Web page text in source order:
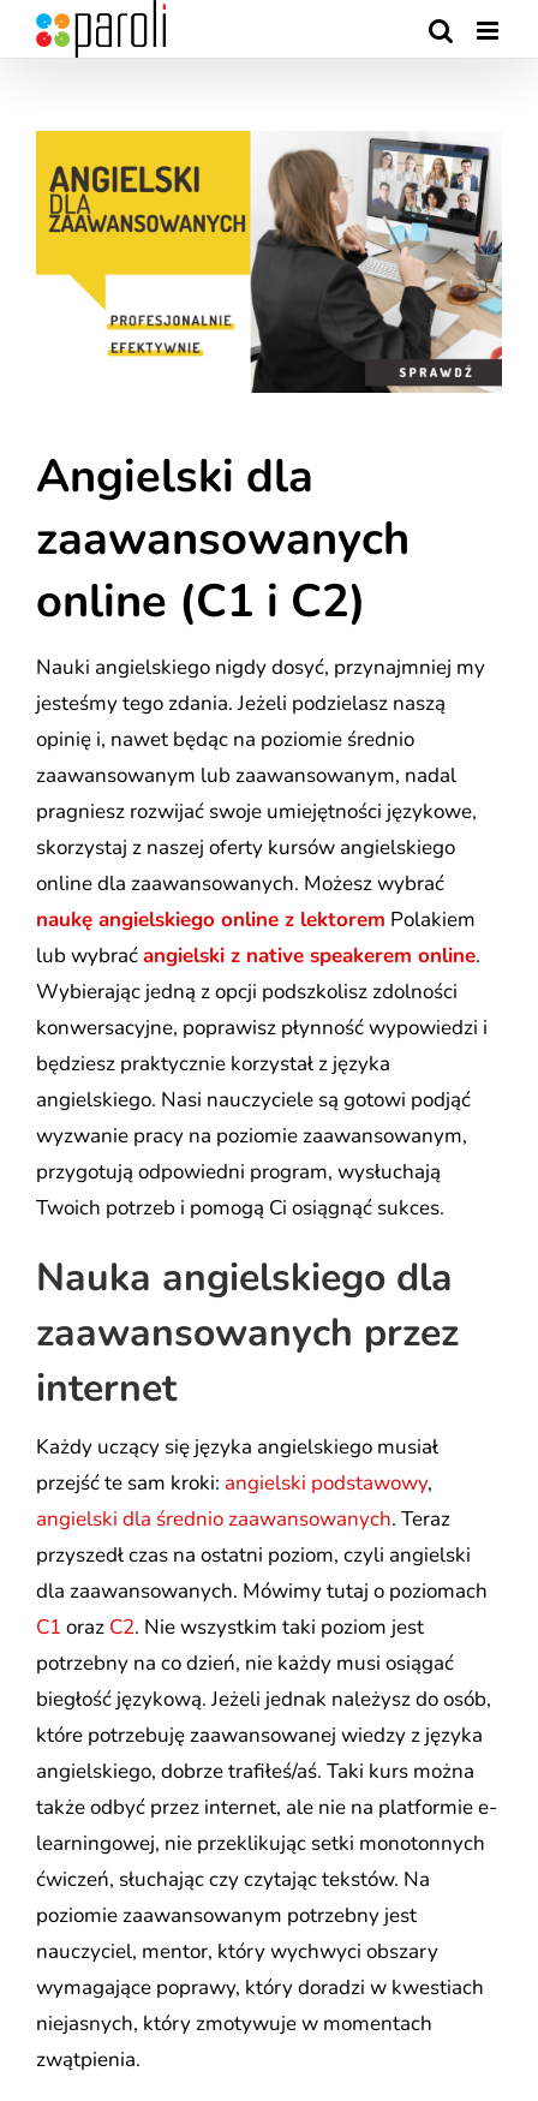
Skip
to
Angielski dla
zaawansowanych
online (C1 i C2)
Nauki angielskiego nigdy dosyć, przynajmniej my
jesteśmy tego zdania. Jeżeli podzielasz naszą
opinię i, nawet będąc na poziomie średnio
zaawansowanym lub zaawansowanym, nadal
pragniesz rozwijać swoje umiejętności językowe,
skorzystaj z naszej oferty kursów angielskiego
online dla zaawansowanych. Możesz wybrać
naukę angielskiego online z lektorem Polakiem
lub wybraćangielski z native speakerem online.
Wybierając jedną z opcji podszkolisz zdolności
konwersacyjne, poprawisz płynność wypowiedzi i
będziesz praktycznie korzystał z języka
angielskiego. Nasi nauczyciele są gotowi podjąć
wyzwanie pracy na poziomie zaawansowanym,
przygotują odpowiedni program, wysłuchają
Twoich potrzeb i pomogą Ci osiągnąć sukces.
Nauka angielskiego dla
zaawansowanych przez
internet
Każdy uczący się języka angielskiego musiał
przejść te sam kroki: angielski podstawowy,
angielski dla średnio zaawansowanych. Teraz
przyszedł czas na ostatni poziom, czyli angielski
dla zaawansowanych. Mówimy tutaj o poziomach
C1 oraz C2. Nie wszystkim taki poziom jest
potrzebny na co dzień, nie każdy musi osiągać
biegłość językową. Jeżeli jednak należysz do osób,
które potrzebuję zaawansowanej wiedzy z języka
angielskiego, dobrze trafiłeś/aś. Taki kurs można
także odbyć przez internet, ale nie na platformie e-
learningowej, nie przeklikując setki monotonnych
ćwiczeń, słuchając czy czytając tekstów. Na
poziomie zaawansowanym potrzebny jest
nauczyciel, mentor, który wychwyci obszary
wymagające poprawy, który doradzi w kwestiach
niejasnych, który zmotywuje w momentach
zwątpienia.